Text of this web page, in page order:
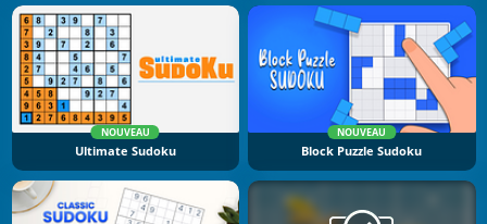
NOUVEAU
Ultimate Sudoku
NOUVEAU
Block Puzzle Sudoku